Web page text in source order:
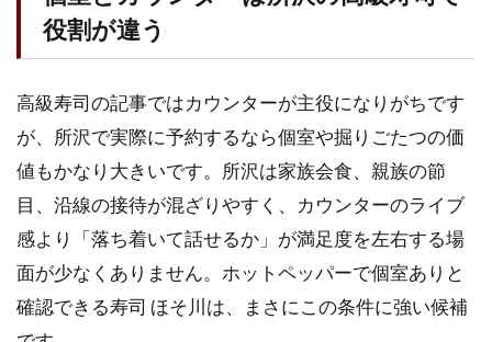
役割が違う
高級寿司の記事ではカウンターが主役になりがちです
が、所沢で実際に予約するなら個室や掘りごたつの価
値もかなり大きいです。所沢は家族会食、親族の節
目、沿線の接待が混ざりやすく、カウンターのライブ
感より「落ち着いて話せるか」が満足度を左右する場
面が少なくありません。ホットペッパーで個室ありと
確認できる寿司 ほそ川は、まさにこの条件に強い候補